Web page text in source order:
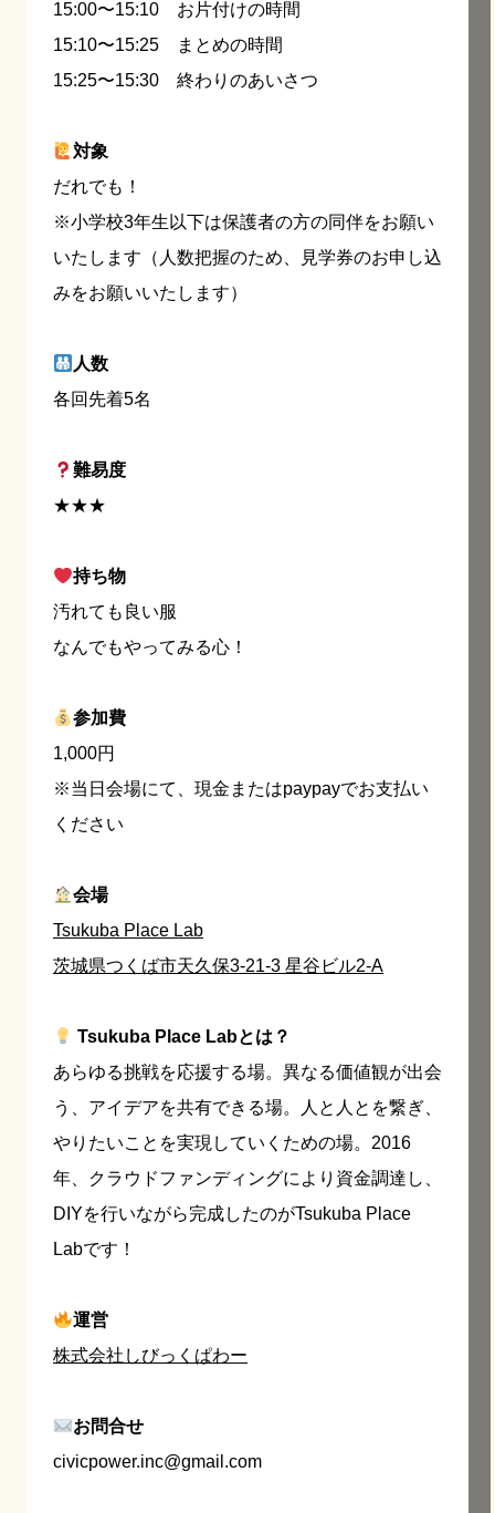
15:00〜15:10 お片付けの時間
15:10〜15:25 まとめの時間
15:25〜15:30 終わりのあいさつ
対象
だれでも！
※小学校3年生以下は保護者の方の同伴をお願い
いたします（人数把握のため、見学券のお申し込
みをお願いいたします）
人数
各回先着5名
難易度
★★★
持ち物
汚れても良い服
なんでもやってみる心！
参加費
1,000円
※当日会場にて、現金またはpaypayでお支払い
ください
会場
Tsukuba Place Lab
茨城県つくば市天久保3-21-3 星谷ビル2-A
Tsukuba Place Labとは？
あらゆる挑戦を応援する場。異なる価値観が出会
う、アイデアを共有できる場。人と人とを繋ぎ、
やりたいことを実現していくための場。2016
年、クラウドファンディングにより資金調達し、
DIYを行いながら完成したのがTsukuba Place
Labです！
運営
株式会社しびっくぱわー
お問合せ
civicpower.inc@gmail.com